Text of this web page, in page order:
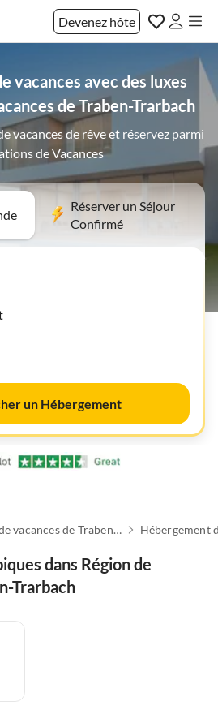
Devenez hôte
vacances avec des luxes
de Traben-Trarbach
vacances de rêve et réservez parmi
de Vacances
Réserver un Séjour
Confirmé
un Hébergement
Région de vacances de Traben-Trarbach Hébergement
dans Région de
Trarbach